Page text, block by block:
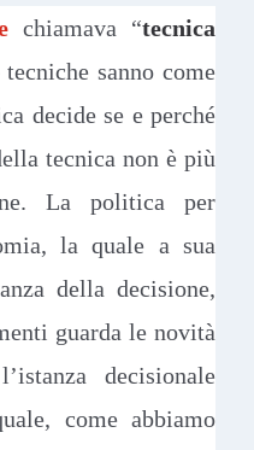
chiamava “tecnica
sanno come
decide se e perché
tecnica non è più
La politica per
la quale a sua
della decisione,
guarda le novità
decisionale
come abbiamo